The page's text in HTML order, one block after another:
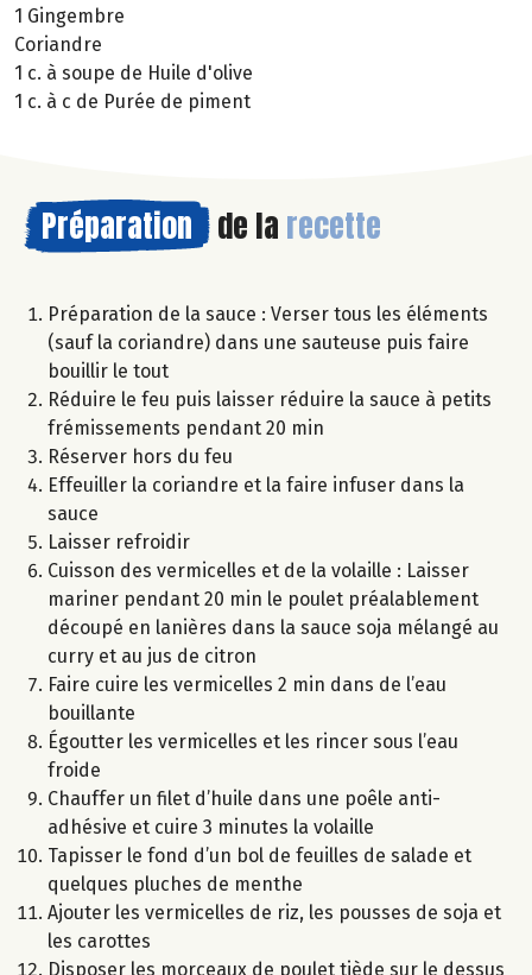
1 Gingembre
Coriandre
1 c. à soupe de Huile d'olive
1 c. à c de Purée de piment
Préparation de la recette
Préparation de la sauce : Verser tous les éléments
(sauf la coriandre) dans une sauteuse puis faire
bouillir le tout
Réduire le feu puis laisser réduire la sauce à petits
frémissements pendant 20 min
Réserver hors du feu
Effeuiller la coriandre et la faire infuser dans la
sauce
Laisser refroidir
Cuisson des vermicelles et de la volaille : Laisser
mariner pendant 20 min le poulet préalablement
découpé en lanières dans la sauce soja mélangé au
curry et au jus de citron
Faire cuire les vermicelles 2 min dans de l’eau
bouillante
Égoutter les vermicelles et les rincer sous l’eau
froide
Chauffer un filet d’huile dans une poêle anti-
adhésive et cuire 3 minutes la volaille
Tapisser le fond d’un bol de feuilles de salade et
quelques pluches de menthe
Ajouter les vermicelles de riz, les pousses de soja et
les carottes
Disposer les morceaux de poulet tiède sur le dessus